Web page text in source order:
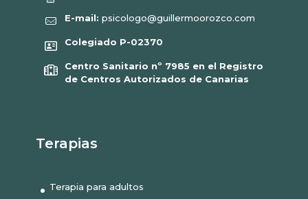
E-mail: psicologo@guillermoorozco.com
Colegiado P-02370
Centro Sanitario nº 7985 en el Registro
de Centros Autorizados de Canarias
Terapias
Terapia para adultos